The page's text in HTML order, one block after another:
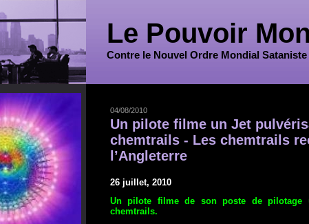
Le Pouvoir
Contre le Nouvel Ordre Mondial Sataniste
04/08/2010
Un pilote filme un Jet
chemtrails - Les chemtrails
l’Angleterre
26 juillet, 2010
Un pilote filme de son poste de pilotage
chemtrails.